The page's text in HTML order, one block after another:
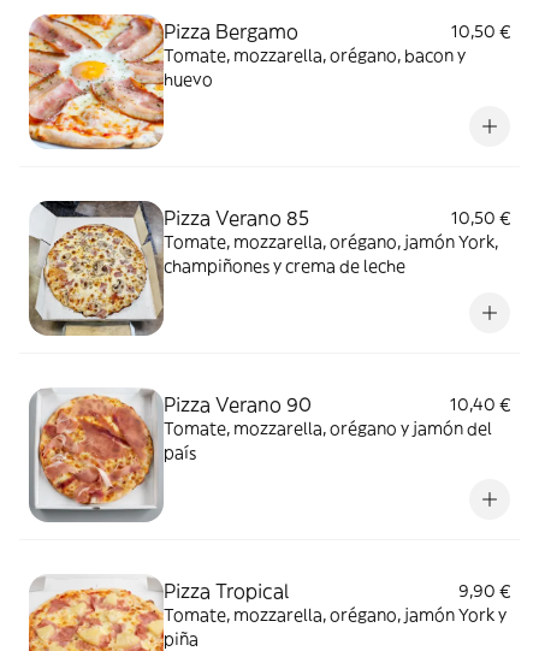
Pizza Bergamo
10,50 €
Tomate, mozzarella, orégano, bacon y
huevo
Pizza Verano 85
10,50 €
Tomate, mozzarella, orégano, jamón York,
champiñones y crema de leche
Pizza Verano 90
10,40 €
Tomate, mozzarella, orégano y jamón del
país
Pizza Tropical
9,90 €
Tomate, mozzarella, orégano, jamón York y
piña